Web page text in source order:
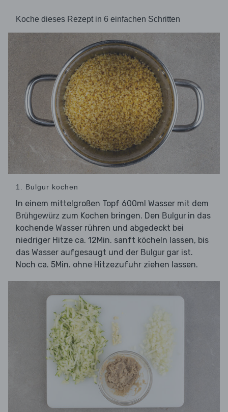
Koche dieses Rezept in 6 einfachen Schritten
1. Bulgur kochen
In einem mittelgroßen Topf 600ml Wasser mit dem
Brühgewürz zum Kochen bringen. Den Bulgur in das
kochende Wasser rühren und abgedeckt bei
niedriger Hitze ca. 12Min. sanft köcheln lassen, bis
das Wasser aufgesaugt und der Bulgur gar ist.
Noch ca. 5Min. ohne Hitzezufuhr ziehen lassen.